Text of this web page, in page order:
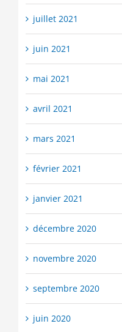
juillet 2021
juin 2021
mai 2021
avril 2021
mars 2021
février 2021
janvier 2021
décembre 2020
novembre 2020
septembre 2020
juin 2020